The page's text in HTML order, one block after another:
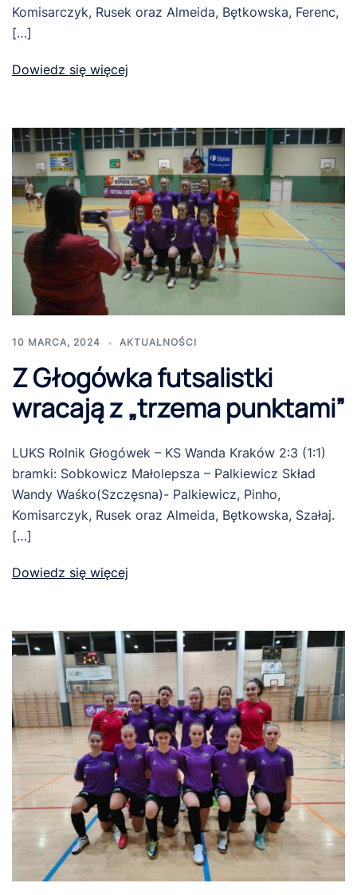
Komisarczyk, Rusek oraz Almeida, Bętkowska, Ferenc,
[…]
Dowiedz się więcej
10 MARCA, 2024 AKTUALNOŚCI
Z Głogówka futsalistki
wracają z „trzema punktami”
LUKS Rolnik Głogówek – KS Wanda Kraków 2:3 (1:1)
bramki: Sobkowicz Małolepsza – Palkiewicz Skład
Wandy Waśko(Szczęsna)- Palkiewicz, Pinho,
Komisarczyk, Rusek oraz Almeida, Bętkowska, Szałaj.
[…]
Dowiedz się więcej